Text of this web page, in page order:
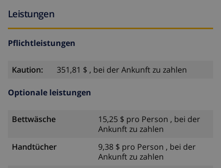
Leistungen
Pflichtleistungen
Kaution: 351,81 $ , bei der Ankunft zu zahlen
Optionale leistungen
Bettwäsche
15,25 $ pro Person , bei der
Ankunft zu zahlen
Handtücher
9,38 $ pro Person , bei der
Ankunft zu zahlen